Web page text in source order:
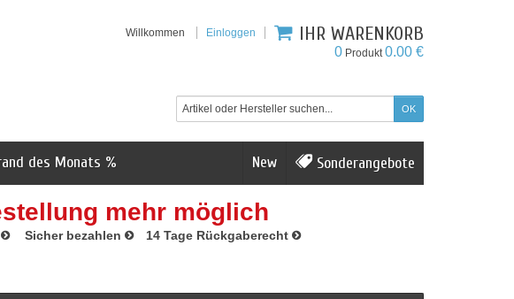
Willkommen Einloggen IHR WARENKORB
0 Produkt0.00 €
Sonderangebote
New
des Monats %
mehr möglich
Sicher bezahlen 14 Tage Rückgaberecht